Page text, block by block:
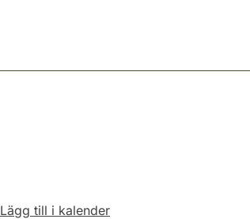
Lägg till i kalender